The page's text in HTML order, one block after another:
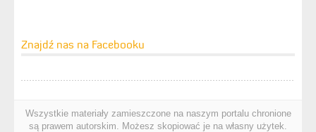
Znajdź nas na Facebooku
Wszystkie materiały zamieszczone na naszym portalu chronione
są prawem autorskim. Możesz skopiować je na własny użytek.